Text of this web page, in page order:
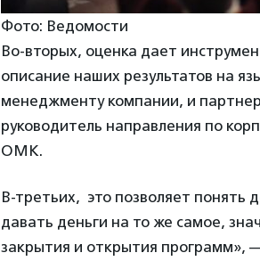
Фото: Ведомости
Во-вторых, оценка дает
описание наших результатов на
менеджменту компании, и
руководитель направления по
ОМК.
В-третьих, это позволяет понять
давать деньги на то же самое,
закрытия и открытия программ»,